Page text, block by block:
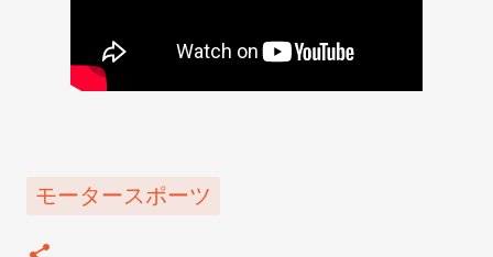
モータースポーツ